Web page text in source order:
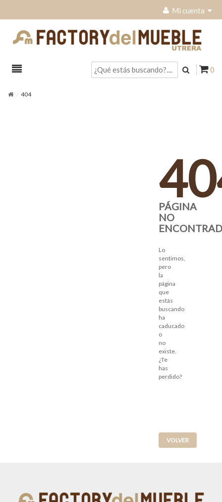
Mi cuenta
0
404
PÁGINA
NO
Lo
sentimos,
pero
la
página
que
estás
buscando
ha
caducado
o
no
existe.
¿Te
has
perdido?
VOLVER